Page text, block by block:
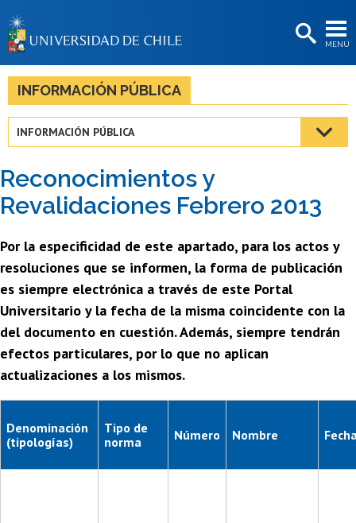
MENÚ
BIBLIOTECAS
LA UNIVERSIDAD
Estudiantes
Académicas/os
Funcionarias/os
Egresadas/os
INFORMACIÓN PÚBLICA
INFORMACIÓN PÚBLICA
Reconocimientos y
Revalidaciones Febrero 2013
Por la especificidad de este apartado, para los actos y
resoluciones que se informen, la forma de publicación
es siempre electrónica a través de este Portal
Universitario y la fecha de la misma coincidente con la
del documento en cuestión. Además, siempre tendrán
efectos particulares, por lo que no aplican
actualizaciones a los mismos.
Denominación
(tipologías)
Tipo de
norma
Número Nombre